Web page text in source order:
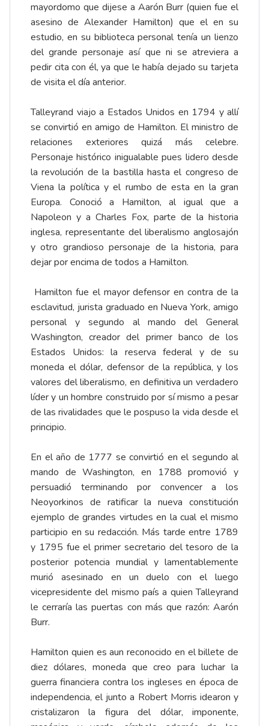
mayordomo que dijese a Aarón Burr (quien fue el
asesino de Alexander Hamilton) que el en su
estudio, en su biblioteca personal tenía un lienzo
del grande personaje así que ni se atreviera a
pedir cita con él, ya que le había dejado su tarjeta
de visita el día anterior.
Talleyrand viajo a Estados Unidos en 1794 y allí
se convirtió en amigo de Hamilton. El ministro de
relaciones exteriores quizá más celebre.
Personaje histórico inigualable pues lidero desde
la revolución de la bastilla hasta el congreso de
Viena la política y el rumbo de esta en la gran
Europa. Conoció a Hamilton, al igual que a
Napoleon y a Charles Fox, parte de la historia
inglesa, representante del liberalismo anglosajón
y otro grandioso personaje de la historia, para
dejar por encima de todos a Hamilton.
Hamilton fue el mayor defensor en contra de la
esclavitud, jurista graduado en Nueva York, amigo
personal y segundo al mando del General
Washington, creador del primer banco de los
Estados Unidos: la reserva federal y de su
moneda el dólar, defensor de la república, y los
valores del liberalismo, en definitiva un verdadero
líder y un hombre construido por sí mismo a pesar
de las rivalidades que le pospuso la vida desde el
principio.
En el año de 1777 se convirtió en el segundo al
mando de Washington, en 1788 promovió y
persuadió terminando por convencer a los
Neoyorkinos de ratificar la nueva constitución
ejemplo de grandes virtudes en la cual el mismo
participio en su redacción. Más tarde entre 1789
y 1795 fue el primer secretario del tesoro de la
posterior potencia mundial y lamentablemente
murió asesinado en un duelo con el luego
vicepresidente del mismo país a quien Talleyrand
le cerraría las puertas con más que razón: Aarón
Burr.
Hamilton quien es aun reconocido en el billete de
diez dólares, moneda que creo para luchar la
guerra financiera contra los ingleses en época de
independencia, el junto a Robert Morris idearon y
cristalizaron la figura del dólar, imponente,